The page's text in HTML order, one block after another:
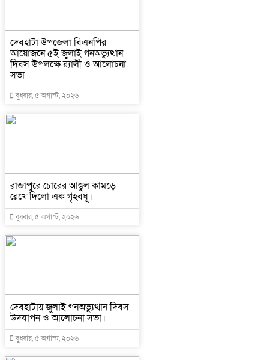
দেবহাটা উপজেলা বিএনপির
আয়োজনে ৫ই জুলাই গনঅভ্যুত্থান
দিবস উপলক্ষে র‍্যালী ও আলোচনা
সভা
বুধবার, ৫ অগাস্ট, ২০২৬
রাজাপুরে চোরের আঙুল কামড়ে
রেখে দিলো এক গৃহবধূ।
বুধবার, ৫ অগাস্ট, ২০২৬
দেবহাটায় জুলাই গনঅভ্যুত্থান দিবস
উদযাপন ও আলোচনা সভা।
বুধবার, ৫ অগাস্ট, ২০২৬